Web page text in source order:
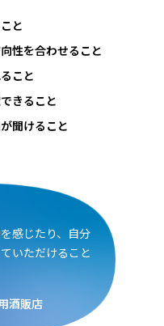
と
性を合わせること
こと
きること
聞けること
感じたり、自分
いただけること
酒販店